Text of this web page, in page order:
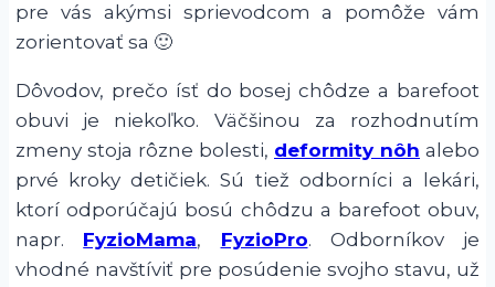
pre vás akýmsi sprievodcom a pomôže vám
zorientovať sa 🙂
Dôvodov, prečo ísť do bosej chôdze a barefoot
obuvi je niekoľko. Väčšinou za rozhodnutím
zmeny stoja rôzne bolesti, deformity nôh alebo
prvé kroky detičiek. Sú tiež odborníci a lekári,
ktorí odporúčajú bosú chôdzu a barefoot obuv,
napr. FyzioMama, FyzioPro. Odborníkov je
vhodné navštíviť pre posúdenie svojho stavu, už